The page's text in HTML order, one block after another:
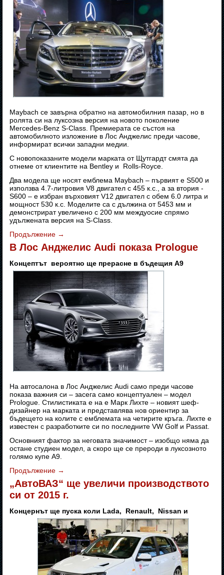
Maybach се завърна обратно на автомобилния пазар, но в
ролята си на луксозна версия на новото поколение
Mercedes-Benz S-Class. Премиерата се състоя на
автомобилното изложение в Лос Анджелис преди часове,
информират всички западни медии.
С новопоказаните модели марката от Щутгардт смята да
отнеме от клиентите на Bentley и Rolls-Royce.
Два модела ще носят емблема Maybach – първият е S500 и
използва 4.7-литровия V8 двигател с 455 к.с., а за втория -
S600 – е избран върховият V12 двигател с обем 6.0 литра и
мощност 530 к.с. Моделите са с дължина от 5453 мм и
демонстрират увеличено с 200 мм междуосие спрямо
удължената версия на S-Class.
Продължение →
В Лос Анджелис Audi показа Prologue
Концептът вероятно ще прерасне в бъдещия А9
На автосалона в Лос Анджелис Audi само преди часове
показа важния си – засега само концептуален – модел
Prologue. Стилистиката е на е Марк Лихте – новият шеф-
дизайнер на марката и представлява нов ориентир за
бъдещето на колите с емблемата на четирите кръга. Лихте е
известен с разработките си по последните VW Golf и Passat.
Основният фактор за неговата значимост – изобщо няма да
остане студиен модел, а скоро ще се прерoди в луксозното
голямо купе А9.
Продължение →
„АвтоВАЗ“ ще увеличи производството
си от 2015 г.
Концернът ще пуска коли Lada, Renault, Nissan и